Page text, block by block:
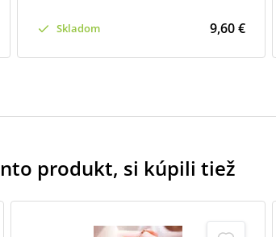
Skladom 9,60 €
produkt, si kúpili tiež